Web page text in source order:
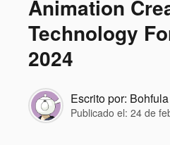
Animation
Technology
2024
Escrito por:
Publicado el: 24 de